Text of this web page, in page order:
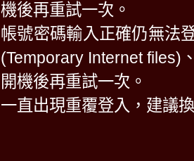
機後再重試一次。
帳號密碼輸入正確仍無法
(Temporary Internet files)
開機後再重試一次。
一直出現重覆登入，建議